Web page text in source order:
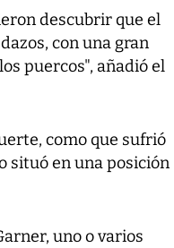
descubrir que el
con una gran
puercos", añadió el
como que sufrió
situó en una posición
uno o varios